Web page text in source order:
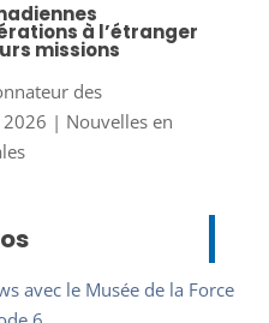
à l’étranger
missions
des
2026 | Nouvelles en